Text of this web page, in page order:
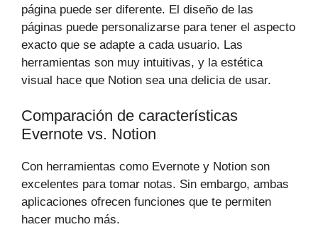
página puede ser diferente. El diseño de las
páginas puede personalizarse para tener el aspecto
exacto que se adapte a cada usuario. Las
herramientas son muy intuitivas, y la estética
visual hace que Notion sea una delicia de usar.
Comparación de características
Evernote vs. Notion
Con herramientas como Evernote y Notion son
excelentes para tomar notas. Sin embargo, ambas
aplicaciones ofrecen funciones que te permiten
hacer mucho más.